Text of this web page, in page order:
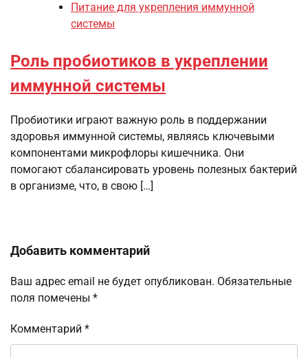
Питание для укрепления иммунной
системы
Роль пробиотиков в укреплении
иммунной системы
Пробиотики играют важную роль в поддержании
здоровья иммунной системы, являясь ключевыми
компонентами микрофлоры кишечника. Они
помогают сбалансировать уровень полезных бактерий
в организме, что, в свою […]
Добавить комментарий
Ваш адрес email не будет опубликован. Обязательные
поля помечены *
Комментарий *